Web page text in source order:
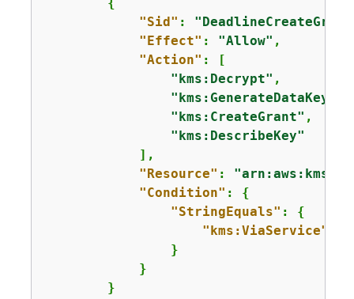
"Sid" :
"Effect" : "Allow" ,
"Action" : [
"kms:Decrypt" ,
"kms:GenerateDataKey"
"kms:CreateGrant" ,
"kms:DescribeKey"
            ],
"Resource" :
"Condition" : {
"StringEquals" : {
"kms:ViaService"
                }
            }
        }